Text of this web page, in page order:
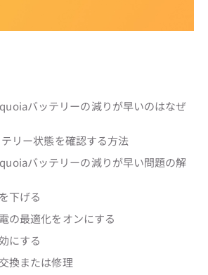
バッテリーの減りが早いのはなぜ
リー状態を確認する方法
バッテリーの減りが早い問題の解
下げる
の最適化をオンにする
にする
換または修理